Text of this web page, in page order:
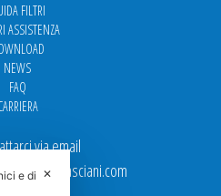
FILTRI
ASSISTENZA
NEWS
FAQ
via email
✕
e di